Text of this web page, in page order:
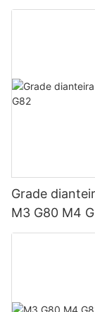
kit remoto
Grade
M3 G80 M4